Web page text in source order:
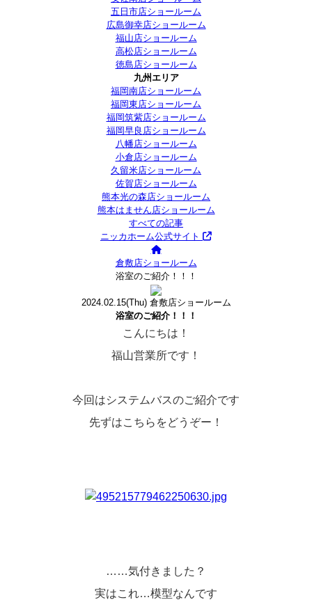
五日市店ショールーム
広島御幸店ショールーム
福山店ショールーム
高松店ショールーム
徳島店ショールーム
九州エリア
福岡南店ショールーム
福岡東店ショールーム
福岡筑紫店ショールーム
福岡早良店ショールーム
八幡店ショールーム
小倉店ショールーム
久留米店ショールーム
佐賀店ショールーム
熊本光の森店ショールーム
熊本はません店ショールーム
すべての記事
ニッカホーム公式サイト
倉敷店ショールーム
浴室のご紹介！！！
2024.02.15(Thu)倉敷店ショールーム
浴室のご紹介！！！
こんにちは！
福山営業所です！
今回はシステムバスのご紹介です
先ずはこちらをどうぞー！
……気付きました？
実はこれ…模型なんです